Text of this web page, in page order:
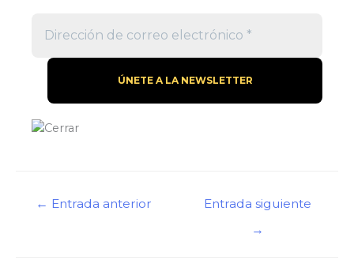
← Entrada anterior
Entrada siguiente
→